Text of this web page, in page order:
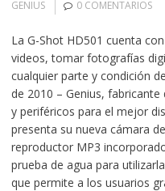
GENIUS
0 COMENTARIOS
La G-Shot HD501 cuenta
videos, tomar fotografías
cualquier parte y condición
de 2010 – Genius,
y periféricos para el mejor
presenta su nueva cámara
reproductor MP3
prueba de agua para
que permite a los usuarios